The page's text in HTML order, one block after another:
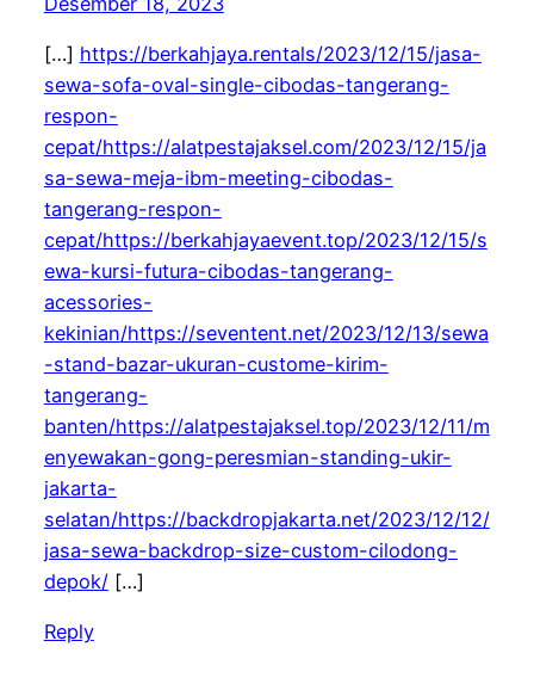
[…] https://berkahjaya.rentals/2023/12/15/jasa-
sewa-sofa-oval-single-cibodas-tangerang-
respon-
cepat/https://alatpestajaksel.com/2023/12/15/ja
sa-sewa-meja-ibm-meeting-cibodas-
tangerang-respon-
cepat/https://berkahjayaevent.top/2023/12/15/s
ewa-kursi-futura-cibodas-tangerang-
acessories-
kekinian/https://seventent.net/2023/12/13/sewa
-stand-bazar-ukuran-custome-kirim-
tangerang-
banten/https://alatpestajaksel.top/2023/12/11/m
enyewakan-gong-peresmian-standing-ukir-
jakarta-
selatan/https://backdropjakarta.net/2023/12/12/
jasa-sewa-backdrop-size-custom-cilodong-
depok/[…]
Reply